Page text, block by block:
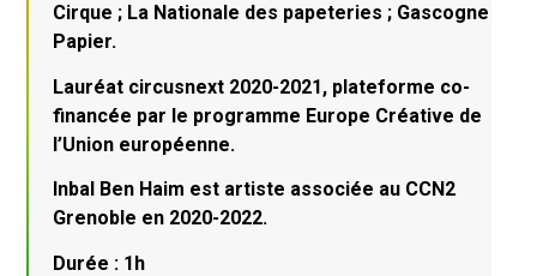
Cirque ; La Nationale des papeteries ; Gascogne
Papier.
Lauréat circusnext 2020-2021, plateforme co-
financée par le programme Europe Créative de
l’Union européenne.
Inbal Ben Haim est artiste associée au CCN2
Grenoble en 2020-2022.
Durée : 1h